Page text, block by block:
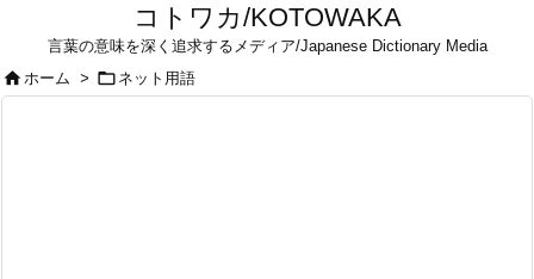
コトワカ/KOTOWAKA
言葉の意味を深く追求するメディア/Japanese Dictionary Media
ホーム >  ネット用語